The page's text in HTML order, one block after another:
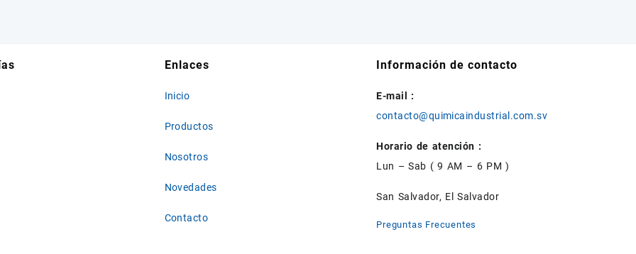
Enlaces
Inicio
Productos
Nosotros
Novedades
Contacto
Información de contacto
E-mail :
contacto@quimicaindustrial.com.sv
Horario de atención :
Lun – Sab ( 9 AM – 6 PM )
San Salvador, El Salvador
Preguntas Frecuentes